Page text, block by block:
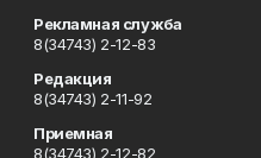
Рекламная служба
8(34743) 2-12-83
Редакция
8(34743) 2-11-92
Приемная
8(34743) 2-12-82